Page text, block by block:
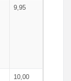
9,95
10,00